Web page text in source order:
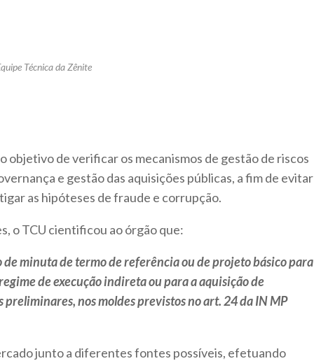
Técnica da Zênite
objetivo de verificar os mecanismos de gestão de riscos
e gestão das aquisições públicas, a fim de evitar
as hipóteses de fraude e corrupção.
o TCU cientificou ao órgão que:
minuta de termo de referência ou de projeto básico para
de execução indireta ou para a aquisição de
nos moldes previstos no art. 24 da IN MP
junto a diferentes fontes possíveis, efetuando